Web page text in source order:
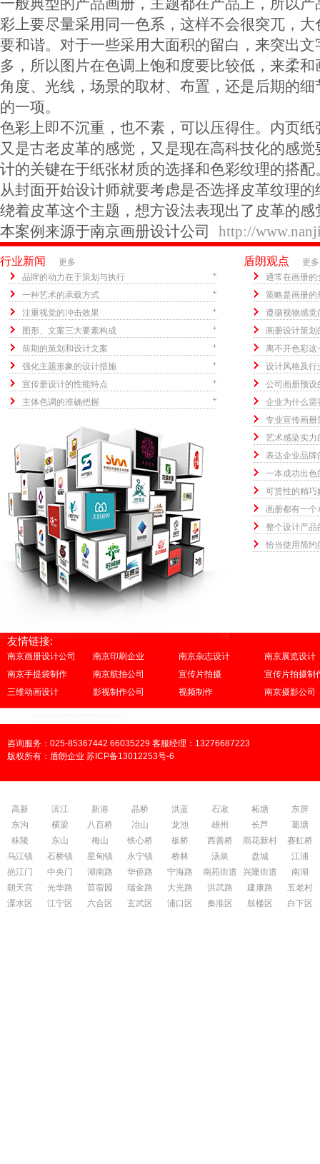
彩上要尽量采用同一色系，这样不会很突兀，
要和谐。对于一些采用大面积的留白，来突出
多，所以图片在色调上饱和度要比较低，来柔
角度、光线，场景的取材、布置，还是后期的
的一项。
色彩上即不沉重，也不素，可以压得住。内页
又是古老皮革的感觉，又是现在高科技化的感
计的关键在于纸张材质的选择和色彩纹理的搭
从封面开始设计师就要考虑是否选择皮革纹理
绕着皮革这个主题，想方设法表现出了皮革的感
本案例来源于南京画册设计公司 http://
行业新闻
更多
品牌的动力在于策划与执行
一种艺术的承载方式
注重视觉的冲击效果
图形、文案三大要素构成
前期的策划和设计文案
强化主题形象的设计措施
宣传册设计的性能特点
主体色调的准确把握
盾朗观点
更多
通常在画册的
策略是画册的
遵循视物感觉
画册设计策划
离不开色彩这
设计风格及行
公司画册预设
企业为什么需
专业宣传画册
艺术感染实力
表达企业品牌
一本成功出色
可赏性的精巧
画册都有一个
整个设计产品
恰当使用简约
友情链接:
南京画册设计公司 南京印刷企业 南京杂志设计
南京展览设计
南京手提袋制作
南京航拍公司 宣传片拍摄
宣传片拍摄制
三维动画设计
影视制作公司 视频制作 南京摄影公司
咨询服务：025-85367442 66035229 客服经理：13276687223
版权所有：盾朗企业 苏ICP备13012253号-6
高新 滨江 新港 晶桥 洪蓝 石湫 柘塘
东屏
东沟
横梁 八百桥 冶山 龙池 雄州 长芦
葛塘
秣陵
东山 梅山 铁心桥 板桥 西善桥 雨花新村
赛虹桥
乌江镇
石桥镇 星甸镇 永宁镇 桥林 汤泉 盘城
江浦
挹江门
中央门 湖南路 华侨路 宁海路 南苑街道 兴隆街道
南湖
朝天宫
光华路 苜蓿园 瑞金路 大光路 洪武路 建康路
五老村
溧水区
江宁区 六合区 玄武区 浦口区 秦淮区 鼓楼区 白下区